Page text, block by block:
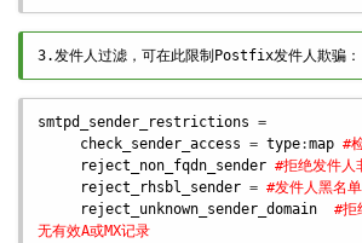
3.发件人过滤，可在此限制Postfix发件人欺骗：
smtpd_sender_restrictions =
check_sender_access = type:map #
reject_non_fqdn_sender #拒绝发件人
reject_rhsbl_sender = #发件人黑名单
reject_unknown_sender_domain
#拒
无有效A或MX记录